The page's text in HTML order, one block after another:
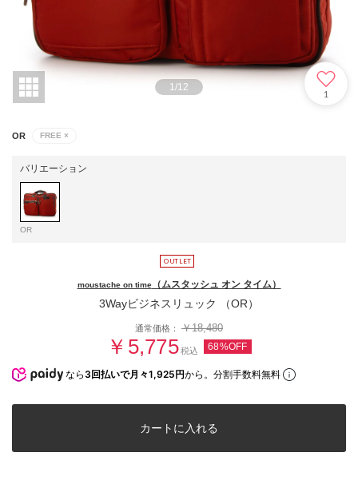
1/12
1
OR FREE ×
バリエーション
OR
moustache on time（ムスタッシュ オン タイム）
3Wayビジネスリュック （OR）
通常価格： ￥18,480
￥5,775税込 68%OFF
なら 3回払いで月々1,925円から。分割手数料無料
カートに入れる